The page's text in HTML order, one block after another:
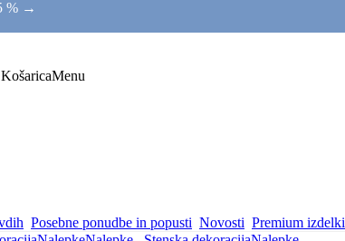
% →
KošaricaMenu
Posebne ponudbe in popusti Novosti Premium izdelki